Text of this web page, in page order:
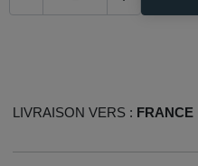
Livraison vers : France